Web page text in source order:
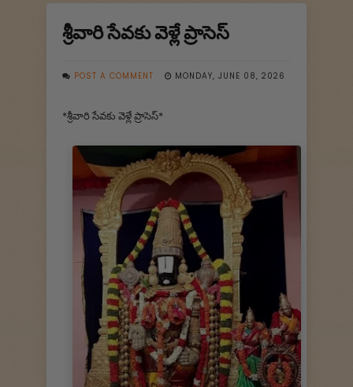
శ్రీవారి సేవకు వెళ్లే ప్రాసెస్
POST A COMMENT MONDAY, JUNE 08, 2026
*శ్రీవారి సేవకు వెళ్లే ప్రాసెస్*